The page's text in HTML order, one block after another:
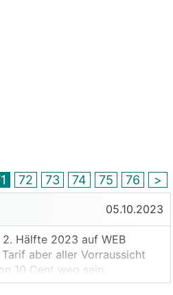
72 73 74 75 76 >
05.10.2023
Hälfte 2023 auf WEB
aber aller Vorraussicht
10 Cent weg sein.